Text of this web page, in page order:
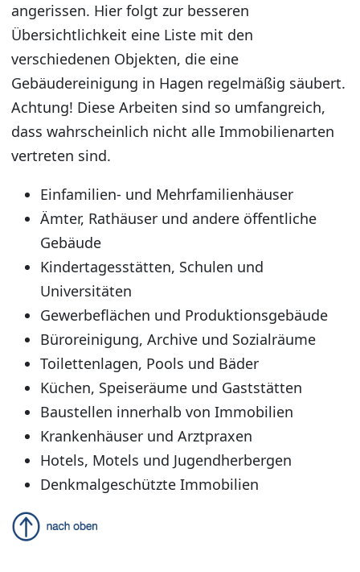
angerissen. Hier folgt zur besseren
Übersichtlichkeit eine Liste mit den
verschiedenen Objekten, die eine
Gebäudereinigung in Hagen regelmäßig säubert.
Achtung! Diese Arbeiten sind so umfangreich,
dass wahrscheinlich nicht alle Immobilienarten
vertreten sind.
Einfamilien- und Mehrfamilienhäuser
Ämter, Rathäuser und andere öffentliche
Gebäude
Kindertagesstätten, Schulen und
Universitäten
Gewerbeflächen und Produktionsgebäude
Büroreinigung, Archive und Sozialräume
Toilettenlagen, Pools und Bäder
Küchen, Speiseräume und Gaststätten
Baustellen innerhalb von Immobilien
Krankenhäuser und Arztpraxen
Hotels, Motels und Jugendherbergen
Denkmalgeschützte Immobilien